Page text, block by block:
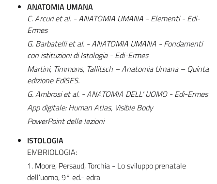
ANATOMIA UMANA
C. Arcuri et al. - ANATOMIA UMANA - Elementi - Edi-
Ermes
G. Barbatelli et al. - ANATOMIA UMANA - Fondamenti
con istituzioni di Istologia - Edi-Ermes
Martini, Timmons, Tallitsch – Anatomia Umana – Quinta
edizione EdiSES.
G. Ambrosi et al. - ANATOMIA DELL' UOMO - Edi-Ermes
App digitale: Human Atlas, Visible Body
PowerPoint delle lezioni
ISTOLOGIA
EMBRIOLOGIA:
1. Moore, Persaud, Torchia - Lo sviluppo prenatale
dell’uomo, 9° ed.- edra